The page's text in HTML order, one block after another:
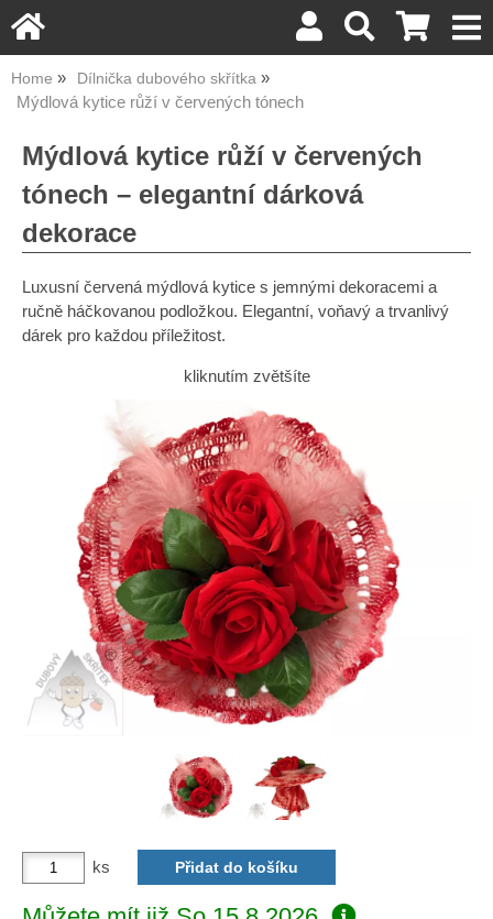
Home Dílnička dubového skřítka
Mýdlová kytice růží v červených tónech
Mýdlová kytice růží v červených
tónech – elegantní dárková
dekorace
Luxusní červená mýdlová kytice s jemnými dekoracemi a
ručně háčkovanou podložkou. Elegantní, voňavý a trvanlivý
dárek pro každou příležitost.
kliknutím zvětšíte
ks